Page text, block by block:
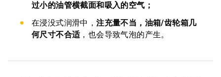
过小的油管横截面和吸入的空气；
在浸没式润滑中，注充量不当，油箱/齿轮箱几
何尺寸不合适 ，也会导致气泡的产生。